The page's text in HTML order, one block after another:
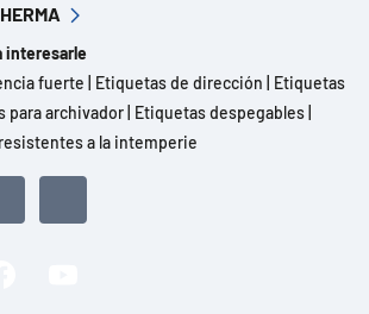
interesarle
fuerte
Etiquetas de dirección
Etiquetas
para archivador Etiquetas despegables
a la intemperie